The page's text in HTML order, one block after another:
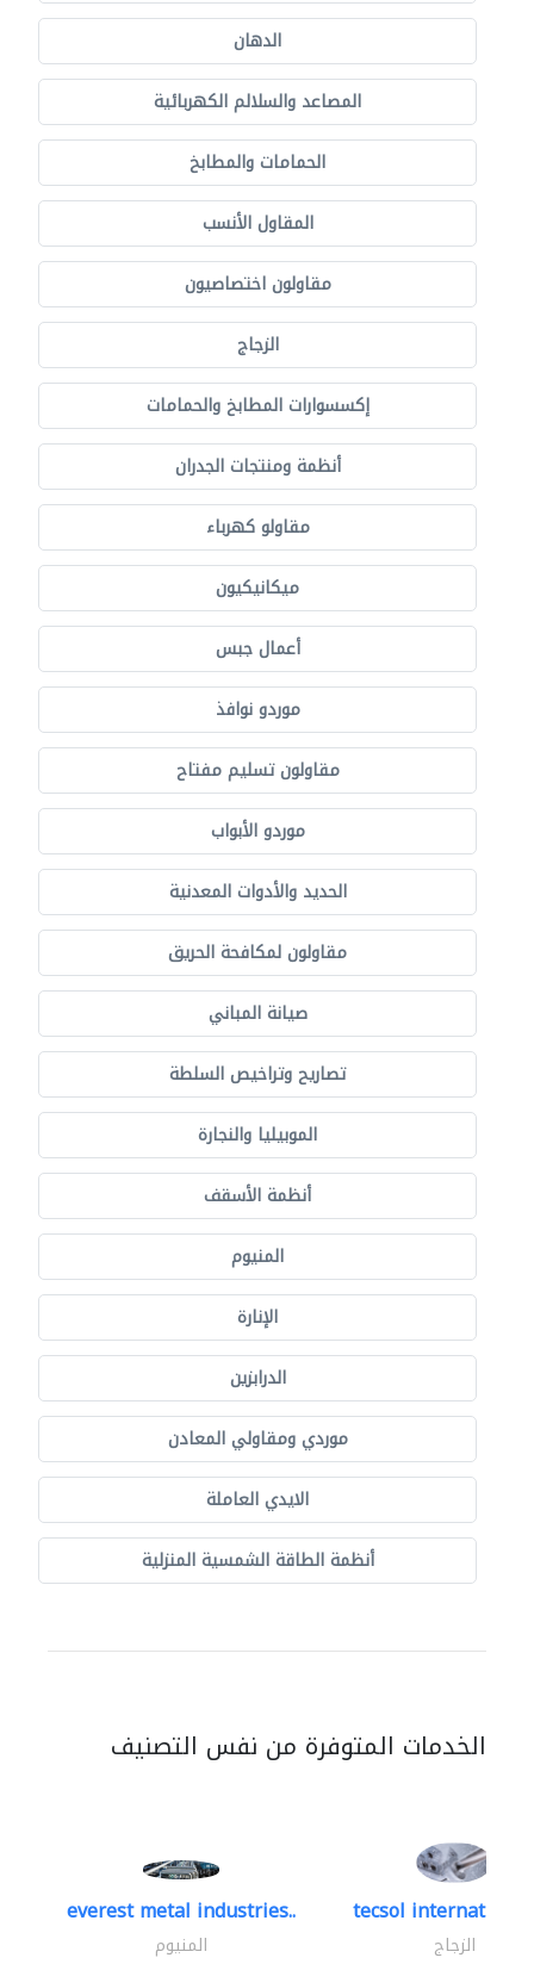
الدهان
المصاعد والسلالم الكهربائية
الحمامات والمطابخ
المقاول الأنسب
مقاولون اختصاصيون
الزجاج
إكسسوارات المطابخ والحمامات
أنظمة ومنتجات الجدران
مقاولو كهرباء
ميكانيكيون
أعمال جبس
موردو نوافذ
مقاولون تسليم مفتاح
موردو الأبواب
الحديد والأدوات المعدنية
مقاولون لمكافحة الحريق
صيانة المباني
تصاريح وتراخيص السلطة
الموبيليا والنجارة
أنظمة الأسقف
المنيوم
الإنارة
الدرابزين
موردي ومقاولي المعادن
الايدي العاملة
أنظمة الطاقة الشمسية المنزلية
الخدمات المتوفرة من نفس التصنيف
everest metal industries..
المنيوم
tecsol
الزجاج